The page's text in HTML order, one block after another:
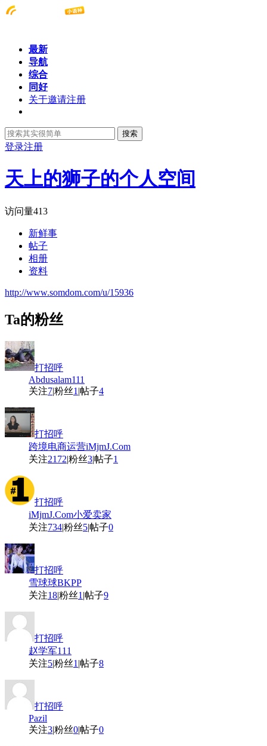
最新
导航
综合
同好
关于邀请注册
搜索
登录注册
天上的狮子的个人空间
访问量413
新鲜事
帖子
相册
资料
http://www.somdom.com/u/15936
Ta的粉丝
打招呼
Abdusalam111
关注7|粉丝1 |帖子4
打招呼
跨境电商运营iMjmJ.Com
关注2172|粉丝3|帖子1
打招呼
iMjmJ.Com小爱卖家
关注734|粉丝5|帖子0
打招呼
雪球球BKPP
关注18|粉丝1 |帖子9
打招呼
赵学军111
关注5|粉丝1 |帖子8
打招呼
Pazil
关注3|粉丝0|帖子0